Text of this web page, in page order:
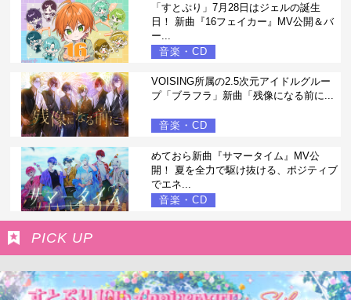
「すとぷり」7月28日はジェルの誕生
日！ 新曲『16フェイカー』MV公開＆バ
ー...
音楽・CD
VOISING所属の2.5次元アイドルグルー
プ「ブラフラ」新曲「残像になる前に...
音楽・CD
めておら新曲『サマータイム』MV公
開！ 夏を全力で駆け抜ける、ポジティブ
でエネ...
音楽・CD
PICK UP